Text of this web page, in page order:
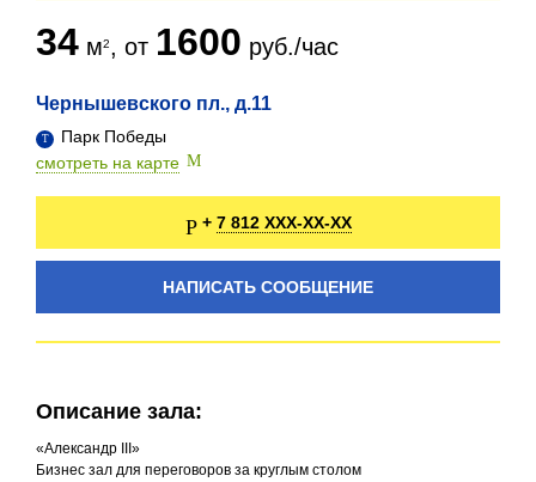
Чернышевского пл., д.11
Парк Победы
смотреть на карте
34 м , от 1600 руб./час
+ 7 812 XXX-XX-XX
НАПИСАТЬ СООБЩЕНИЕ
Описание зала:
«Александр III»
Бизнес зал для переговоров за круглым столом